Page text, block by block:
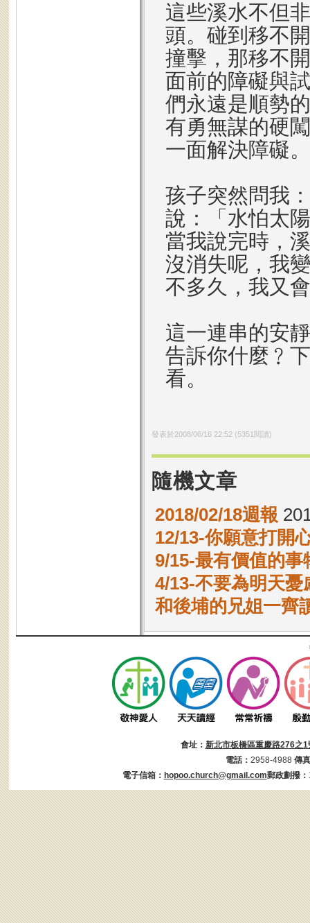
這些溪水不但
頭。碰到移不
撞擊，那移不
面前的障礙與
們永遠是順勢
有勇無謀的硬
一面解決障礙。
孩子突然問我
說：「水怕太
當我說完時，
沒消失呢，我
不多久，我又
這一連串的安
告訴你什麼﹖
看。
發表於2008/06/16 22:52 (5351 閱讀)
隨機文章
2018/02/18週報
12/13-你願意打開
9/15-最有價值的事
4/13-不要為明天憂
和後埔的兄姐一齊
會址： 新北市板橋區重慶路276之1
電話： 2958-4988 傳
電子信箱： hopoo.church@gmail.com郵政劃撥：